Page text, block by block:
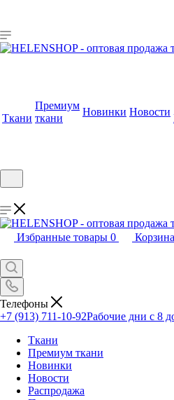
Ткани
Премиум
ткани
Новинки Новости
Избранные товары 0 Корзина
Телефоны
+7 (913) 711-10-92Рабочие дни с 8
Ткани
Премиум ткани
Новинки
Новости
Распродажа